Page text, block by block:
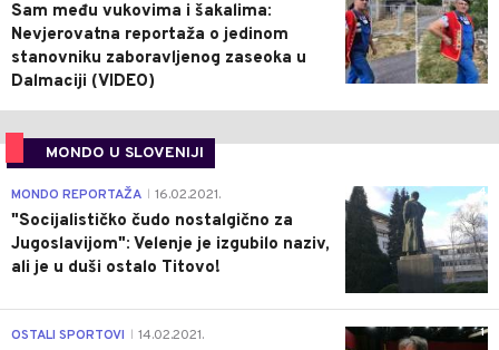
Sam među vukovima i šakalima:
Nevjerovatna reportaža o jedinom
stanovniku zaboravljenog zaseoka u
Dalmaciji (VIDEO)
MONDO U SLOVENIJI
4
MONDO REPORTAŽA 16.02.2021.
"Socijalističko čudo nostalgično za
Jugoslavijom": Velenje je izgubilo naziv,
ali je u duši ostalo Titovo!
1
OSTALI SPORTOVI 14.02.2021.